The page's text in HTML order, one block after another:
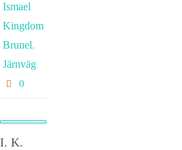
Ismael
Kingdom
Brunel,
Järnväg
0
I. K.